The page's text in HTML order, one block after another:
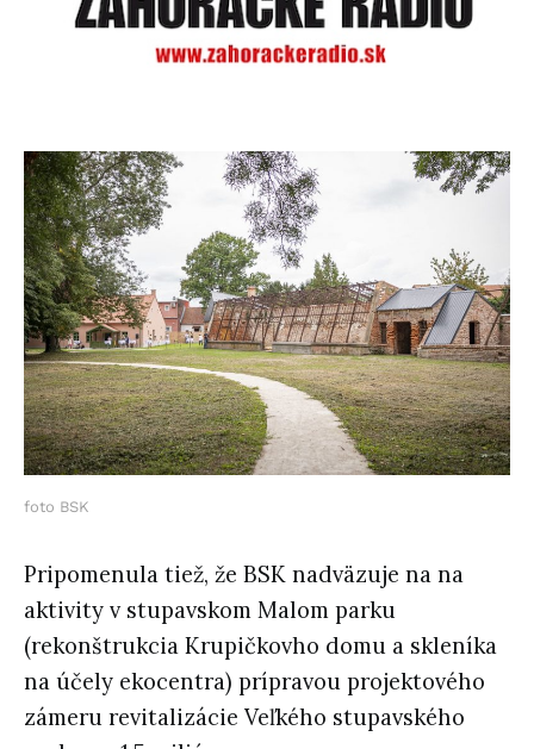
foto BSK
Pripomenula tiež, že BSK nadväzuje na na
aktivity v stupavskom Malom parku
(rekonštrukcia Krupičkovho domu a skleníka
na účely ekocentra) prípravou projektového
zámeru revitalizácie Veľkého stupavského